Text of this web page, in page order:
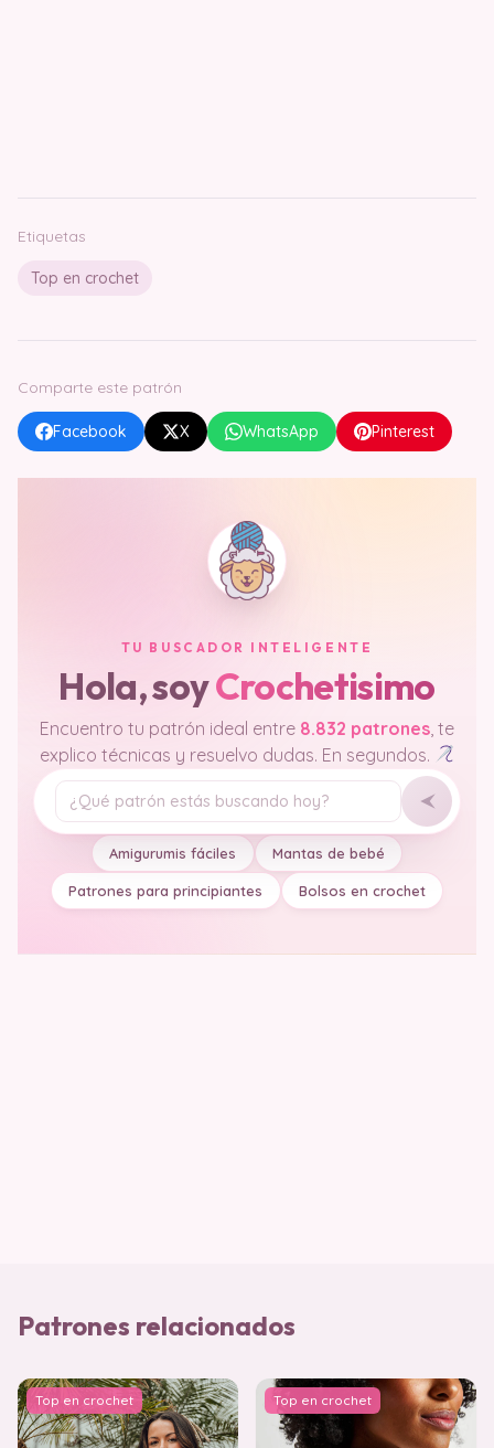
Etiquetas
Top en crochet
Comparte este patrón
Facebook X WhatsApp Pinterest
TU BUSCADOR INTELIGENTE
Hola, soyCrochetisimo
Encuentro tu patrón ideal entre 8.832 patrones , te
explico técnicas y resuelvo dudas. En segundos.
Tu pregunta
Amigurumis fáciles Mantas de bebé
Patrones para principiantes Bolsos en crochet
Patrones relacionados
Top en crochet Top en crochet